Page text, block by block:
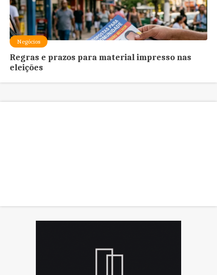
Negócios
Regras e prazos para material impresso nas
eleições